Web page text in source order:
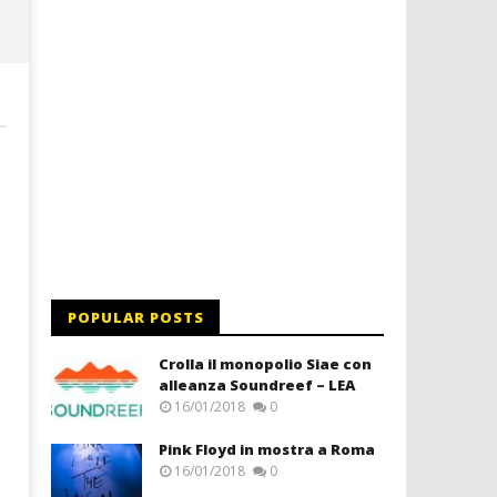
POPULAR POSTS
Crolla il monopolio Siae con
alleanza Soundreef – LEA
16/01/2018 0
Pink Floyd in mostra a Roma
16/01/2018 0